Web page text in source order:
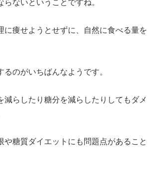
らないということですね。
に痩せようとせずに、自然に食べる量を
るのがいちばんなようです。
減らしたり糖分を減らしたりしてもダメ
や糖質ダイエットにも問題点があること